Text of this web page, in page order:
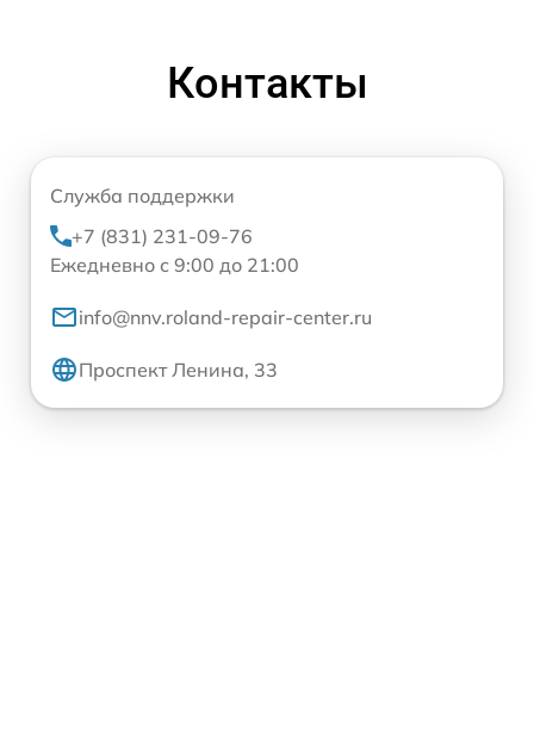
Контакты
Служба поддержки
+7 (831) 231-09-76
Ежедневно с 9:00 до 21:00
info@nnv.roland-repair-center.ru
Проспект Ленина, 33